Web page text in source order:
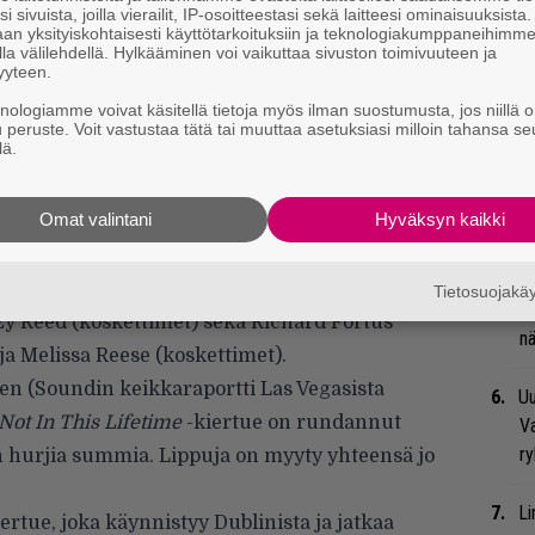
odotettu yhdistyminen Guns N’ Rosesin
Reed (koskettimet) sekä Richard Fortus
Reese (koskettimet).
(Soundin keikkaraportti Las Vegasista
In This Lifetime-kiertue on rundannut
summia. Lippuja on myyty yhteensä jo
joka käynnistyy Dublinista ja jatkaa
sivuista, joilla vierailit, IP-osoitteestasi sekä laitteesi
yksityiskohtaisesti käyttötarkoituksiin ja teknologiakumppaneihimme
välilehdellä. Hylkääminen voi vaikuttaa sivuston toimivuuteen ja
voivat käsitellä tietoja myös ilman suostumusta, jos niillä
peruste. Voit vastustaa tätä tai muuttaa asetuksiasi milloin tahansa
Hyväksyn kaikki
Omat valintani